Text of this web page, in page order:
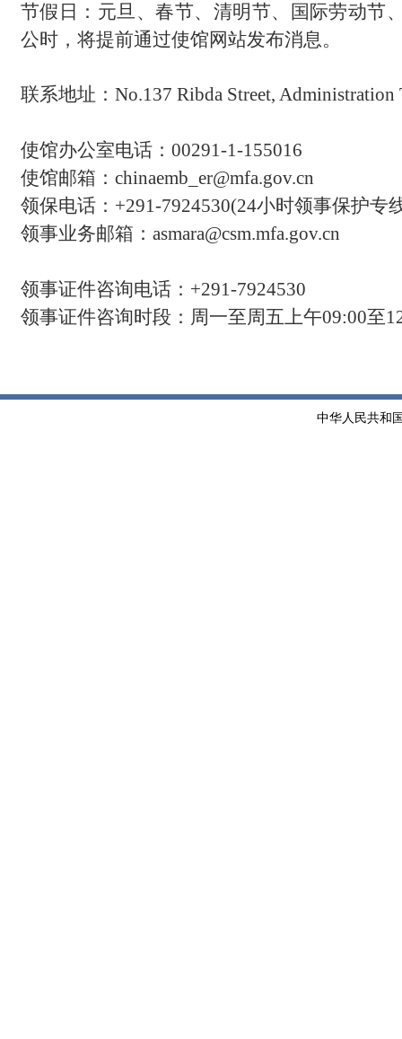
节假日：元旦、春节、清明节、国际劳动节
公时，将提前通过使馆网站发布消息。
联系地址： No.137 Ribda Street,
使馆办公室电话：00291-1-155016
使馆邮箱：chinaemb_er@mfa.gov.cn
领保电话： +291-7924530(24小时领事保护专
领事业务邮箱：asmara@csm.mfa.gov.cn
领事证件咨询电话： +291-7924530
领事证件咨询时段：周一至周五上午09:00至1
中华人民共和